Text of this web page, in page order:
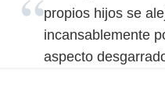
propios hijos se
incansablemente
aspecto